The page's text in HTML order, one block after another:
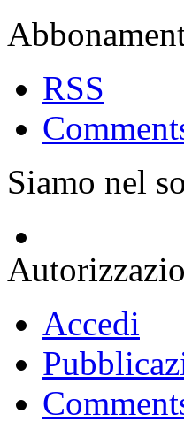
RSS
Siamo nel
Accedi